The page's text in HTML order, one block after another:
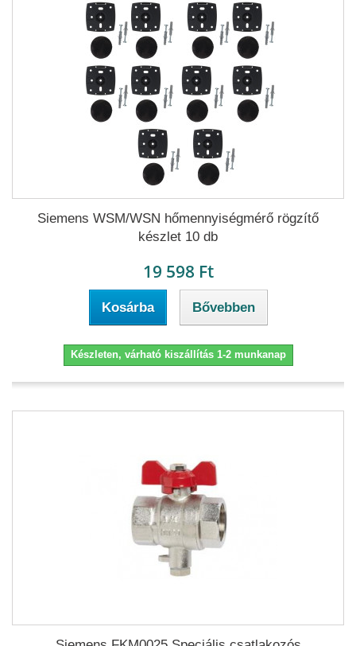
Siemens WSM/WSN hőmennyiségmérő rögzítő
készlet 10 db
19 598 Ft
Kosárba Bővebben
Készleten, várható kiszállítás 1-2 munkanap